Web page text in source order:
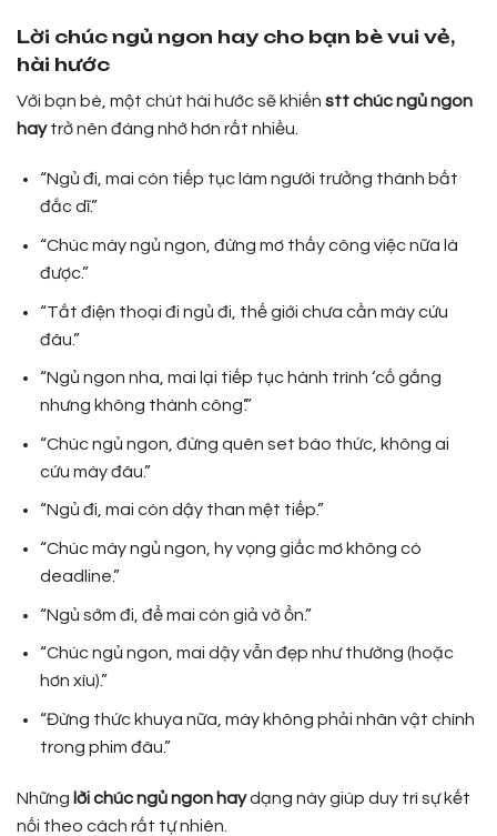
Lời chúc ngủ ngon hay cho bạn bè vui vẻ,
hài hước
Với bạn bè, một chút hài hước sẽ khiến stt chúc ngủ ngon
haytrở nên đáng nhớ hơn rất nhiều.
“Ngủ đi, mai còn tiếp tục làm người trưởng thành bất
đắc dĩ.”
“Chúc mày ngủ ngon, đừng mơ thấy công việc nữa là
được.”
“Tắt điện thoại đi ngủ đi, thế giới chưa cần mày cứu
đâu.”
“Ngủ ngon nha, mai lại tiếp tục hành trình ‘cố gắng
nhưng không thành công’.”
“Chúc ngủ ngon, đừng quên set báo thức, không ai
cứu mày đâu.”
“Ngủ đi, mai còn dậy than mệt tiếp.”
“Chúc mày ngủ ngon, hy vọng giấc mơ không có
deadline.”
“Ngủ sớm đi, để mai còn giả vờ ổn.”
“Chúc ngủ ngon, mai dậy vẫn đẹp như thường (hoặc
hơn xíu).”
“Đừng thức khuya nữa, mày không phải nhân vật chính
trong phim đâu.”
Những lời chúc ngủ ngon haydạng này giúp duy trì sự kết
nối theo cách rất tự nhiên.